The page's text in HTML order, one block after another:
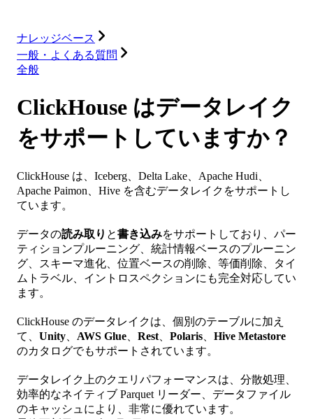
ナレッジベース
一般・よくある質問
全般
ClickHouse はデータレイク
をサポートしていますか？
ClickHouse は、Iceberg、Delta Lake、Apache Hudi、
Apache Paimon、Hive を含むデータレイクをサポートし
ています。
データの読み取り と書き込みをサポートしており、パー
ティションプルーニング、統計情報ベースのプルーニン
グ、スキーマ進化、位置ベースの削除、等価削除、タイ
ムトラベル、イントロスペクションにも完全対応してい
ます。
ClickHouse のデータレイクは、個別のテーブルに加え
て、 Unity AWS Glue Rest Polaris
Hive Metastore
のカタログでもサポートされています。
データレイク上のクエリパフォーマンスは、分散処理、
効率的なネイティブ Parquet リーダー、データファイル
のキャッシュにより、非常に優れています。